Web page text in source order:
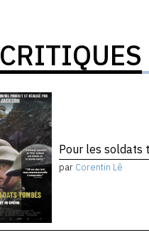
CRITIQUES
Pour les soldats
par Corentin Lê